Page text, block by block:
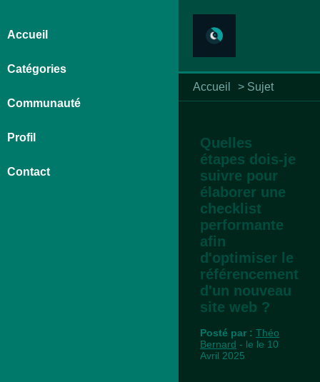
Accueil > Sujet
Accueil
Catégories
Communauté
Profil
Contact
Quelles
étapes dois-je
suivre pour
élaborer une
checklist
performante
afin
d'optimiser le
référencement
d'un nouveau
site web ?
Posté par : Théo
Bernard - le le 10
Avril 2025